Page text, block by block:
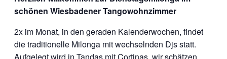
schönen Wiesbadener Tangowohnzimmer
2x im Monat, in den geraden Kalenderwochen, findet
die traditionelle Milonga mit wechselnden Djs statt.